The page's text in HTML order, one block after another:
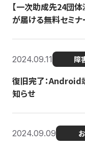
【一次助成先24団
が届ける無料セミナ
2024.09.11 障
復旧完了：
知らせ
2024.09.09